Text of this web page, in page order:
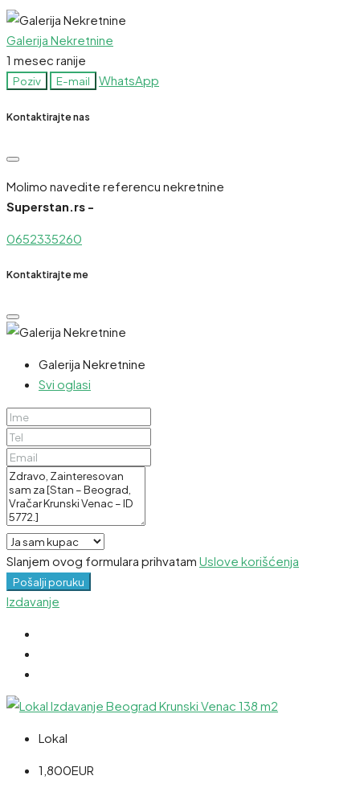
Galerija Nekretnine
1 mesec ranije
Poziv E-mail WhatsApp
Kontaktirajte nas
Molimo navedite referencu nekretnine
Superstan.rs -
0652335260
Kontaktirajte me
Galerija Nekretnine
Svi oglasi
Slanjem ovog formulara prihvatam Uslove korišćenja
Pošalji poruku
Izdavanje
Lokal
1,800EUR